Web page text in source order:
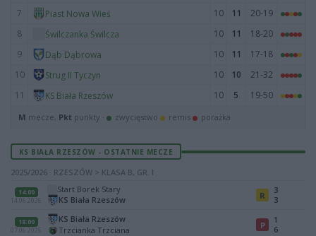
7
Piast Nowa Wieś 10 11
20-19
8
Świlczanka Świlcza 10 11
18-20
9
Dąb Dąbrowa 10 11
17-18
10
Strug II Tyczyn 10 10
21-32
11
KS Biała Rzeszów 10 5 19-50
M mecze, Pkt punkty · zwycięstwo remis porażka
KS BIAŁA RZESZÓW - OSTATNIE MECZE
2025/2026 · RZESZÓW > KLASA B, GR. I
14:00
14.06.2026
Start Borek Stary
KS Biała Rzeszów
R
3
3
18:00
07.06.2026
KS Biała Rzeszów
Trzcianka Trzciana
P
1
6